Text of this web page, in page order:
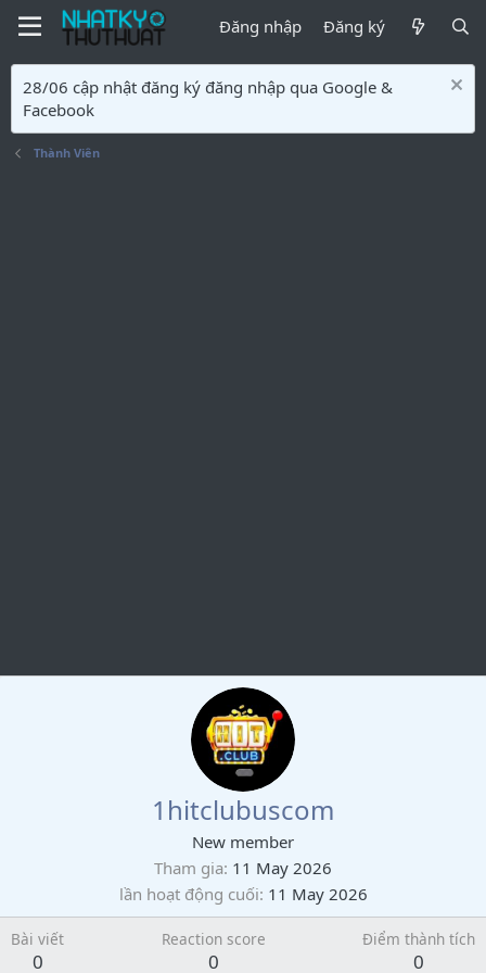
Đăng nhập Đăng ký
28/06 cập nhật đăng ký đăng nhập qua Google &
Facebook
Thành Viên
1hitclubuscom
New member
Tham gia 11 May 2026
lần hoạt động cuối 11 May 2026
Bài viết
0
Reaction score
0
Điểm thành tích
0